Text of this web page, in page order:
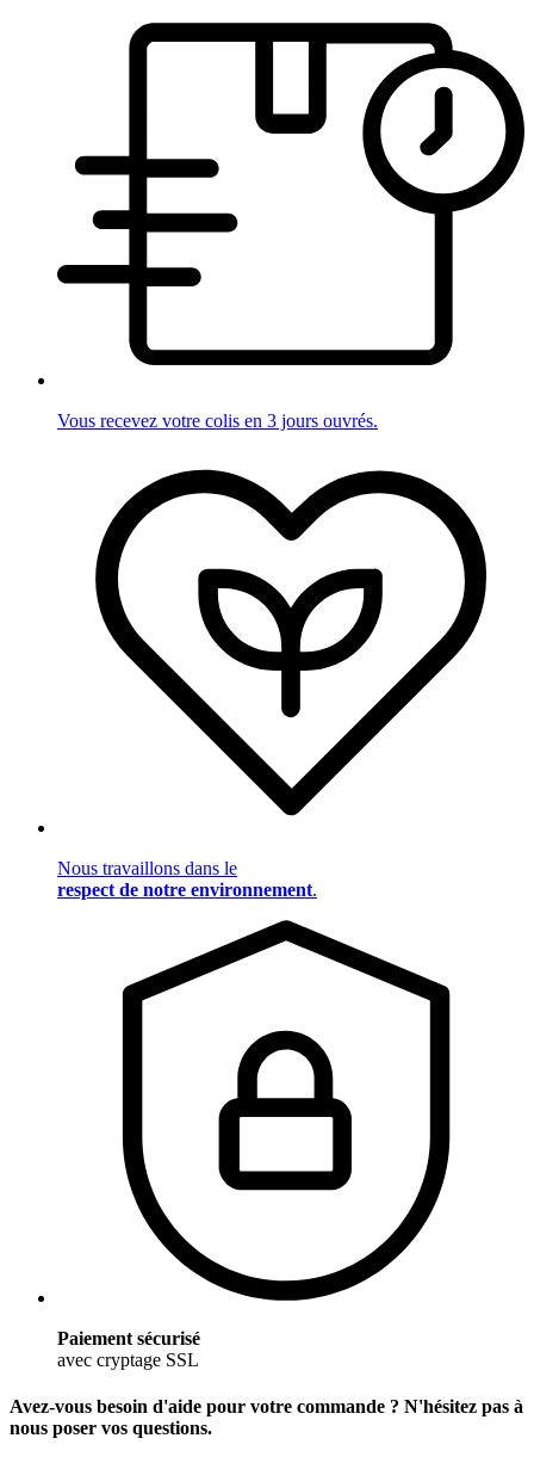
Vous recevez votre colis en 3 jours ouvrés.
Nous travaillons dans le
respect de notre environnement.
Paiement sécurisé
avec cryptage SSL
Avez-vous besoin d'aide pour votre commande ? N'hésitez pas à
nous poser vos questions.